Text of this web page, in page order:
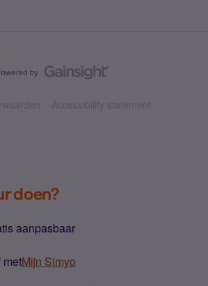
Accessibility statement
doen?
aanpasbaar
metMijn Simyo